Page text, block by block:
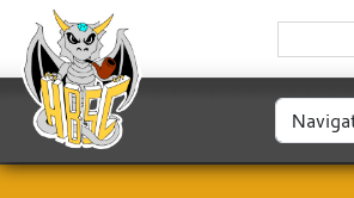
Panneau de gestion des cookies